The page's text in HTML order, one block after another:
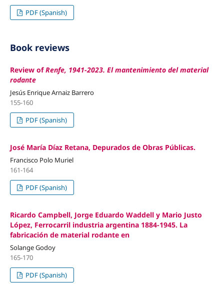
PDF (Spanish)
Book reviews
Review ofRenfe, 1941-2023. El mantenimiento del material
rodante
Jesús Enrique Arnaiz Barrero
155-160
PDF (Spanish)
José María Díaz Retana, Depurados de Obras Públicas.
Francisco Polo Muriel
161-164
PDF (Spanish)
Ricardo Campbell, Jorge Eduardo Waddell y Mario Justo
López, Ferrocarril industria argentina 1884-1945. La
fabricación de material rodante en
Solange Godoy
165-170
PDF (Spanish)